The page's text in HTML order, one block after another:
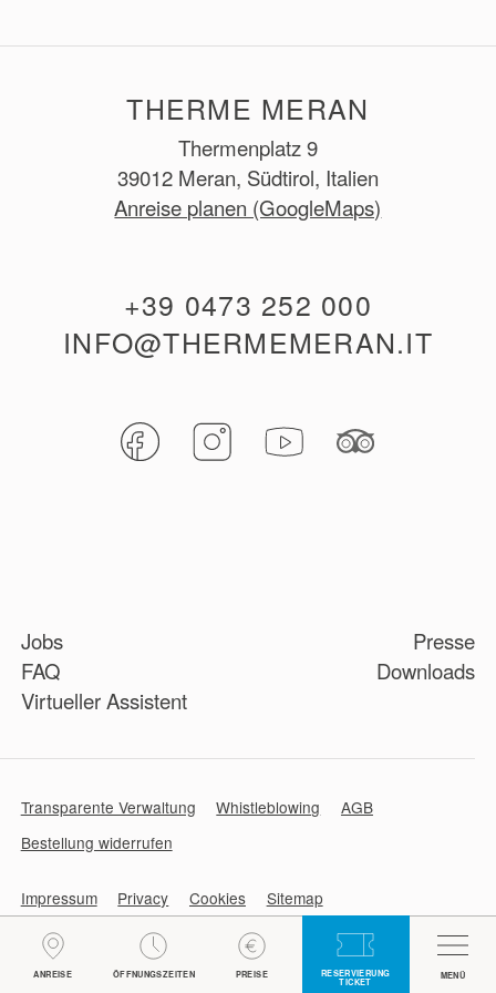
RESERVIERUNG
TICKET
ANREISE ÖFFNUNGSZEITEN PREISE MENÜ
FÜR UNTERNEHMEN LOGIN
Thermenplatz 9
39012 Meran, Südtirol, Italien
Anreise planen (GoogleMaps)
THERME MERAN
Jobs
FAQ
Virtueller Assistent
Presse
Downloads
+39 0473 252 000
INFO@THERMEMERAN.IT
Transparente Verwaltung Whistleblowing
AGB
Bestellung widerrufen
Impressum Privacy Cookies Sitemap
web performance by